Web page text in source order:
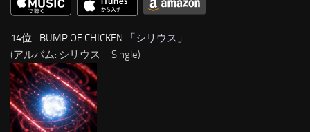
14位…BUMP OF CHICKEN 「シリウス 」
(アルバム: シリウス – Single)